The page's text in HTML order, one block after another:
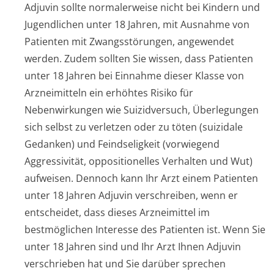
Adjuvin sollte normalerweise nicht bei Kindern und
Jugendlichen unter 18 Jahren, mit Ausnahme von
Patienten mit Zwangsstörungen, angewendet
werden. Zudem sollten Sie wissen, dass Patienten
unter 18 Jahren bei Einnahme dieser Klasse von
Arzneimitteln ein erhöhtes Risiko für
Nebenwirkungen wie Suizidversuch, Überlegungen
sich selbst zu verletzen oder zu töten (suizidale
Gedanken) und Feindseligkeit (vorwiegend
Aggressivität, oppositionelles Verhalten und Wut)
aufweisen. Dennoch kann Ihr Arzt einem Patienten
unter 18 Jahren Adjuvin verschreiben, wenn er
entscheidet, dass dieses Arzneimittel im
bestmöglichen Interesse des Patienten ist. Wenn Sie
unter 18 Jahren sind und Ihr Arzt Ihnen Adjuvin
verschrieben hat und Sie darüber sprechen